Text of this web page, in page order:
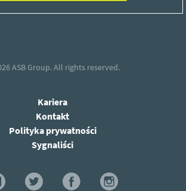
ASB Group.All rights reserved.
Kariera
Kontakt
Polityka prywatności
Sygnaliści